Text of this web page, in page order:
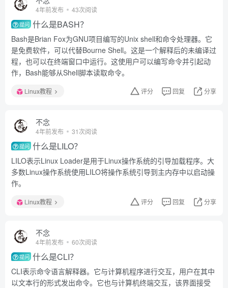
4年前发布 43次阅读
提问 什么是BASH？
Bash是Brian Fox为GNU项目编写的Unix shell和命令处理器。它
是免费软件，可以代替Bourne Shell。这是一个解释后的未编译过
程，也可以在终端窗口中运行。这使用户可以编写命令并引起动
作，Bash能够从Shell脚本读取命令。
Linux教程 评分 回复 分享
不念
4年前发布 31次阅读
提问 什么是LILO？
LILO表示Linux Loader是用于Linux操作系统的引导加载程序。大
多数Linux操作系统使用LILO将操作系统引导到主内存中以启动操
作。
Linux教程 评分 回复 分享
不念
4年前发布 60次阅读
提问 什么是CLI？
CLI表示命令语言解释器。它与计算机程序进行交互，用户在其中
以文本行的形式发出命令。它也与计算机终端交互，该界面接受